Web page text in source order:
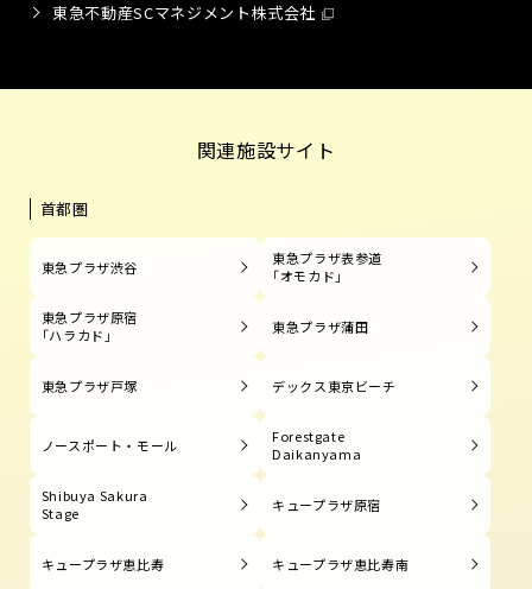
東急不動産SCマネジメント株式会社
関連施設サイト
首都圏
東急プラザ渋谷
東急プラザ表参道
「オモカド」
東急プラザ原宿
「ハラカド」
東急プラザ蒲田
東急プラザ戸塚 デックス東京ビーチ
ノースポート・モール
Forestgate
Daikanyama
Shibuya Sakura
Stage
キュープラザ原宿
キュープラザ恵比寿 キュープラザ恵比寿南